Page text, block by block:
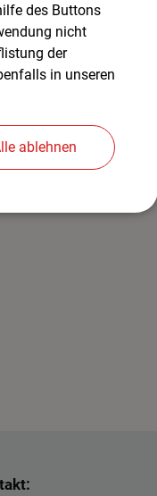
des Buttons
nicht
der
in unseren
ablehnen